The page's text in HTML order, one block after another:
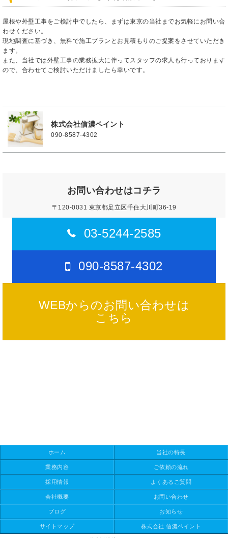
屋根や外壁工事をご検討中でしたら、まずは東京の当社までお気軽にお問い合
わせください。
現地調査に基づき、無料で施工プランとお見積もりのご提案をさせていただき
ます。
また、当社では外壁工事の業務拡大に伴ってスタッフの求人も行っております
ので、合わせてご検討いただけましたら幸いです。
株式会社信濃ペイント
090-8587-4302
お問い合わせはコチラ
〒120-0031 東京都足立区千住大川町36-19
03-5244-2585
090-8587-4302
WEBからのお問い合わせは
こちら
ホーム 当社の特長
業務内容 ご依頼の流れ
採用情報 よくあるご質問
会社概要 お問い合わせ
ブログ お知らせ
サイトマップ 株式会社 信濃ペイント